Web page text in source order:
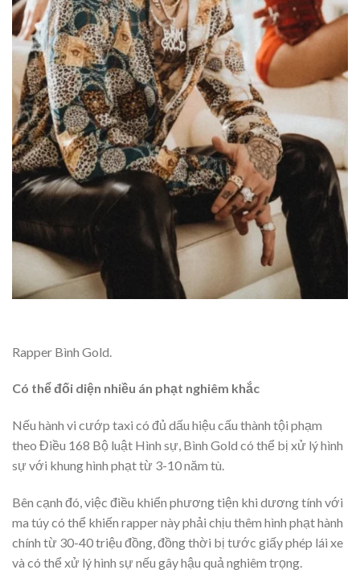
Rapper Bình Gold.
Có thể đối diện nhiều án phạt nghiêm khắc
Nếu hành vi cướp taxi có đủ dấu hiệu cấu thành tội phạm
theo Điều 168 Bộ luật Hình sự, Bình Gold có thể bị xử lý hình
sự với khung hình phạt từ 3-10 năm tù.
Bên cạnh đó, việc điều khiển phương tiện khi dương tính với
ma túy có thể khiến rapper này phải chịu thêm hình phạt hành
chính từ 30-40 triệu đồng, đồng thời bị tước giấy phép lái xe
và có thể xử lý hình sự nếu gây hậu quả nghiêm trọng.